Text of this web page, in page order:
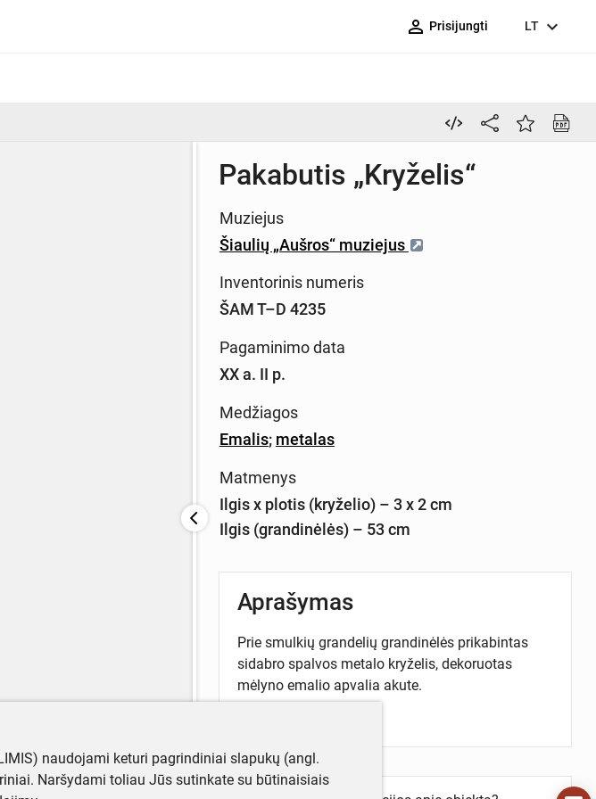
person_outline Prisijungti LT expand_more
Pakabutis „Kryželis“
Muziejus
Šiaulių „Aušros“ muziejus
Inventorinis numeris
ŠAM T–D 4235
Pagaminimo data
XX a. II p.
Medžiagos
Emalis; metalas
Matmenys
Ilgis x plotis (kryželio) – 3 x 2 cm
Ilgis (grandinėlės) – 53 cm
Aprašymas
Prie smulkių grandelių grandinėlės prikabintas
sidabro spalvos metalo kryželis, dekoruotas
mėlyno emalio apvalia akute.
naudojami keturi pagrindiniai slapukų (angl.
Naršydami toliau Jūs sutinkate su būtinaisiais